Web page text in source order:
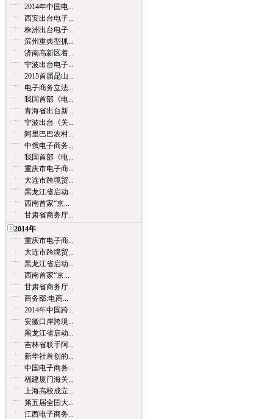
2014年中国电...
西安出台电子...
株洲出台电子...
滨州重典型抓...
济南高新区着...
宁波出台电子...
2015首届昆山...
电子商务立法...
我国首部《电...
青海省出台新...
宁波出台《关...
阿里巴巴农村...
中俄电子商务...
我国首部《电...
重庆市电子商...
大连市跨境贸...
黑龙江省启动...
西南首家“京...
甘肃省商务厅...
2014年
重庆市电子商...
大连市跨境贸...
黑龙江省启动...
西南首家“京...
甘肃省商务厅...
商务部:电商...
2014年中国跨...
安徽口岸跨境...
黑龙江省启动...
吉林省联手阿...
新华社首创的...
中国电子商务...
福建厦门海关...
上海高校成立...
第五届全国大...
江西电子商务...